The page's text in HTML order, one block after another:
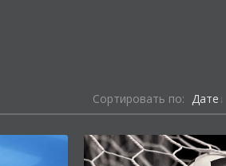
Сортировать по: Дате